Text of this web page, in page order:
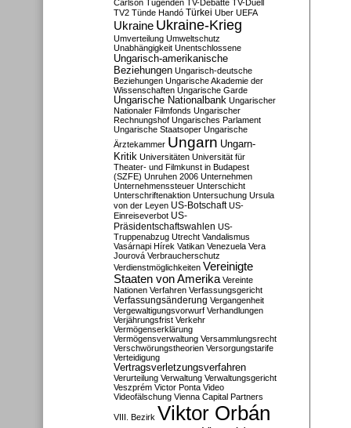
Carlson Tugenden TV-Debatte TV-Duell
TV2 Tünde Handó Türkei Uber UEFA
Ukraine Ukraine-Krieg
Umverteilung Umweltschutz
Unabhängigkeit Unentschlossene
Ungarisch-amerikanische
Beziehungen Ungarisch-deutsche
Beziehungen Ungarische Akademie der
Wissenschaften Ungarische Garde
Ungarische Nationalbank Ungarischer
Nationaler Filmfonds Ungarischer
Rechnungshof Ungarisches Parlament
Ungarische Staatsoper Ungarische
Ärztekammer Ungarn Ungarn-
Kritik Universitäten Universität für
Theater- und Filmkunst in Budapest
(SZFE) Unruhen 2006 Unternehmen
Unternehmenssteuer Unterschicht
Unterschriftenaktion Untersuchung Ursula
von der Leyen US-Botschaft US-
Einreiseverbot US-
Präsidentschaftswahlen US-
Truppenabzug Utrecht Vandalismus
Vasárnapi Hírek Vatikan Venezuela Vera
Jourová Verbraucherschutz
Verdienstmöglichkeiten Vereinigte
Staaten von Amerika Vereinte
Nationen Verfahren Verfassungsgericht
Verfassungsänderung Vergangenheit
Vergewaltigungsvorwurf Verhandlungen
Verjährungsfrist Verkehr
Vermögenserklärung
Vermögensverwaltung Versammlungsrecht
Verschwörungstheorien Versorgungstarife
Verteidigung
Vertragsverletzungsverfahren
Verurteilung Verwaltung Verwaltungsgericht
Veszprém Victor Ponta Video
Videofälschung Vienna Capital Partners
VIII. Bezirk Viktor Orbán